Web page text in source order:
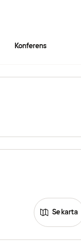
Konferens
Se karta